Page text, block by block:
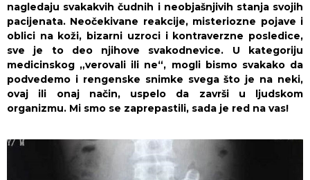
nagledaju svakakvih čudnih i neobjašnjivih stanja svojih
pacijenata. Neočekivane reakcije, misteriozne pojave i
oblici na koži, bizarni uzroci i kontraverzne posledice,
sve je to deo njihove svakodnevice. U kategoriju
medicinskog „verovali ili ne“, mogli bismo svakako da
podvedemo i rengenske snimke svega što je na neki,
ovaj ili onaj način, uspelo da završi u ljudskom
organizmu. Mi smo se zaprepastili, sada je red na vas!